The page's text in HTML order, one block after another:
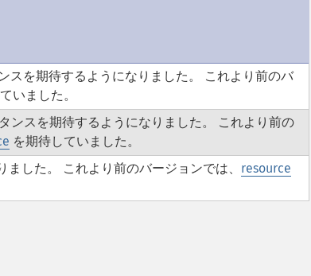
スを期待するようになりました。 これより前のバ
いました。
ンスを期待するようになりました。 これより前の
を期待していました。
した。 これより前のバージョンでは、 resource